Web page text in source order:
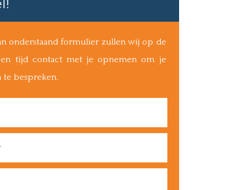
onderstaand formulier zullen wij op de
en tijd contact met je opnemen om je
te bespreken.